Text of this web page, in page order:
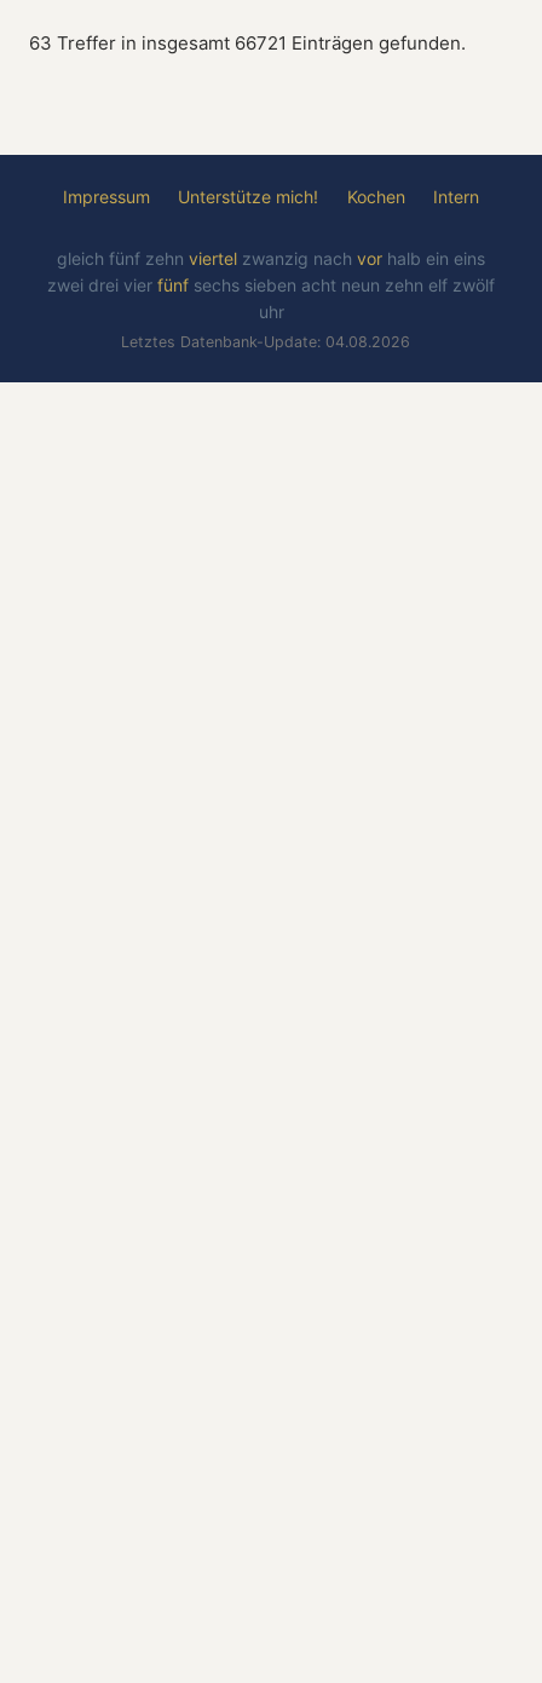
63 Treffer in insgesamt 66721 Einträgen gefunden.
Impressum Unterstütze mich! Kochen Intern
gleich fünf zehn viertel zwanzig nach vor halb ein eins
zwei drei vier fünf sechs sieben acht neun zehn elf zwölf
uhr
Letztes Datenbank-Update: 04.08.2026